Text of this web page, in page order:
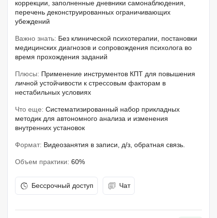
коррекции, заполненные дневники самонаблюдения,
перечень деконструированных ограничивающих
убеждений
Важно знать: Без клинической психотерапии, постановки
медицинских диагнозов и сопровождения психолога во
время прохождения заданий
Плюсы: Применение инструментов КПТ для повышения
личной устойчивости к стрессовым факторам в
нестабильных условиях
Что еще: Систематизированный набор прикладных
методик для автономного анализа и изменения
внутренних установок
Формат: Видеозанятия в записи, д/з, обратная связь.
Объем практики: 60%
Бессрочный доступ Чат